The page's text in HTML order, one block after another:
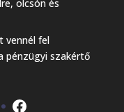
olcsón és
vennél fel
pénzügyi szakértő
Facebook